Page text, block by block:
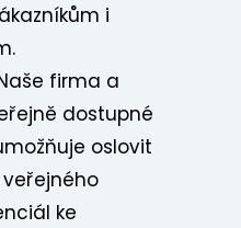
i
firma a
dostupné
oslovit
veřejného
ke